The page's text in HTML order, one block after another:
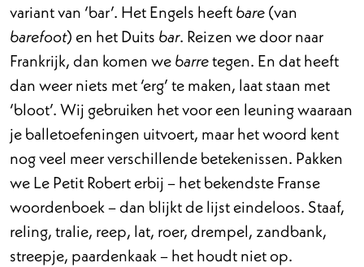
variant van ‘bar’. Het Engels heeft bare (van
barefoot) en het Duits bar. Reizen we door naar
Frankrijk, dan komen we barretegen. En dat heeft
dan weer niets met ‘erg’ te maken, laat staan met
‘bloot’. Wij gebruiken het voor een leuning waaraan
je balletoefeningen uitvoert, maar het woord kent
nog veel meer verschillende betekenissen. Pakken
we Le Petit Robert erbij – het bekendste Franse
woordenboek – dan blijkt de lijst eindeloos. Staaf,
reling, tralie, reep, lat, roer, drempel, zandbank,
streepje, paardenkaak – het houdt niet op.